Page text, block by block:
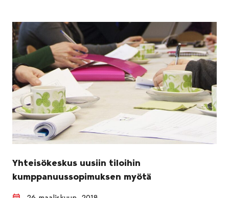
Yhteisökeskus uusiin tiloihin
kumppanuussopimuksen myötä